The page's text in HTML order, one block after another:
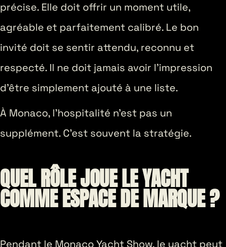
précise. Elle doit offrir un moment utile,
agréable et parfaitement calibré. Le bon
invité doit se sentir attendu, reconnu et
respecté. Il ne doit jamais avoir l’impression
d’être simplement ajouté à une liste.
À Monaco, l’hospitalité n’est pas un
supplément. C’est souvent la stratégie.
QUEL RÔLE JOUE LE YACHT
COMME ESPACE DE MARQUE ?
Pendant le Monaco Yacht Show, le yacht peut